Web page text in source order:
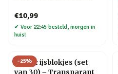
€10,99
✔ Voor 22:45 besteld, morgen in
huis!
-25%
Plastic ijsblokjes (set
van 30) – Transparant